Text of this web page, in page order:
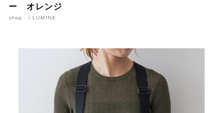
ー オレンジ
shop : i LUMINE